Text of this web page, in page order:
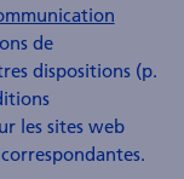
de
dispositions (p.
les sites web